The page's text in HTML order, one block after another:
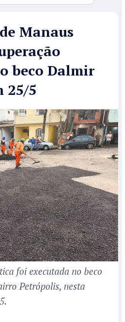
Manaus
beco Dalmir
25/5
foi executada no beco
Petrópolis, nesta